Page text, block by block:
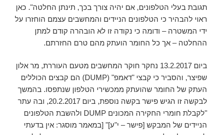
תגובת בעלי הטלפונים, אם יהיה צורך בכך, תינתן החלטה". כאן
ראוי להבהיר כי הטלפונים הניידים והמחשבים עצמם הוחזרו על
ידי המשטרה – ודומה כי נקודה זו לא הובהרה קודם למתן
ההחלטה – אך כל החומר הועתק מהם טרם החזרתם.
ביום 13.2.2017 נחקר חוקר המחשבים מטעם העוררת, מר אלון
שפיצר, והסביר כי קבצי "דאמפ" (DUMP) הם קבצים הכוללים
העתק של החומר שהועתק ממכשירי הטלפון שנתפסו. בהמשך
לבקשה זו הגיש פישר בקשה נוספת, ביום 20.2.2017, ובה עתר
"לקבלת חומרי החקירה המכונים DUMP ולהשבת הטלפונים
הניידים של המבקש [פישר – י"ע]" [במאמר מוסגר: אין בדעתי